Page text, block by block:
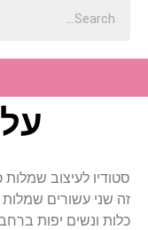
סטודיו לעיצוב
זה שני עשורים
כלות ונשים יפות